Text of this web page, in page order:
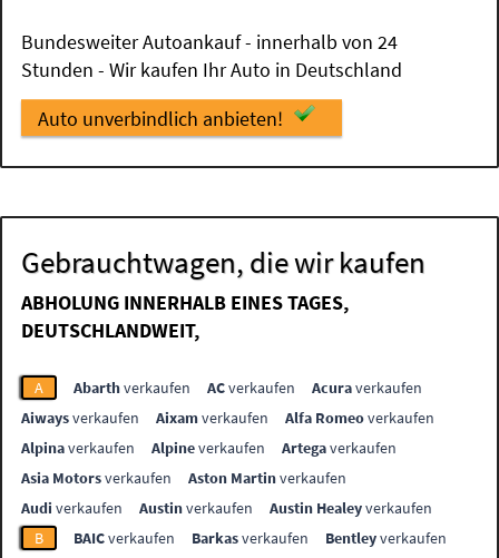
Bundesweiter Autoankauf - innerhalb von 24
Stunden - Wir kaufen Ihr Auto in Deutschland
Auto unverbindlich anbieten!
Gebrauchtwagen, die wir kaufen
ABHOLUNG INNERHALB EINES TAGES,
DEUTSCHLANDWEIT,
A Abarthverkaufen ACverkaufen Acuraverkaufen
Aiwaysverkaufen Aixamverkaufen Alfa Romeoverkaufen
Alpinaverkaufen Alpineverkaufen Artegaverkaufen
Asia Motorsverkaufen Aston Martinverkaufen
Audi verkaufen Austinverkaufen Austin Healeyverkaufen
B
BAICverkaufen Barkasverkaufen Bentleyverkaufen